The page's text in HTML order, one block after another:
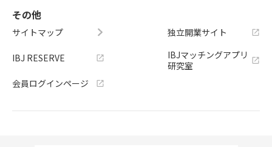
その他
サイトマップ
IBJ RESERVE
会員ログインページ
独立開業サイト
IBJマッチングアプリ
研究室